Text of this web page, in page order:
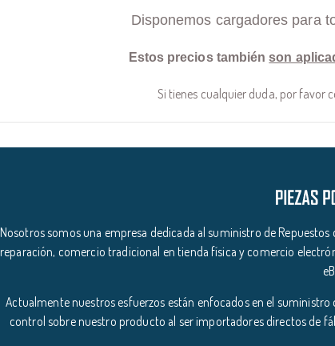
Disponemos cargadores para
Estos precios también son
Si tienes cualquier duda, por favor
Nosotros somos una empresa dedicada al suministro de
reparación, comercio tradicional en tienda física y comercio
Actualmente nuestros esfuerzos están enfocados en el
control sobre nuestro producto al ser importadores directos de